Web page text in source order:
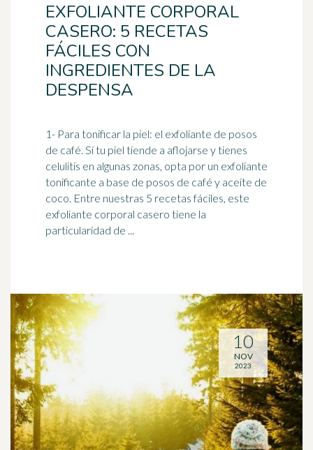
EXFOLIANTE CORPORAL
CASERO: 5 RECETAS
FÁCILES CON
INGREDIENTES DE LA
DESPENSA
1- Para tonificar la piel: el exfoliante de posos
de café. Si tu piel tiende a aflojarse y tienes
celulitis en algunas zonas, opta por un exfoliante
tonificante a base de posos de café y aceite de
coco. Entre nuestras 5 recetas fáciles, este
exfoliante corporal casero tiene la
particularidad de ...
10
NOV
2023